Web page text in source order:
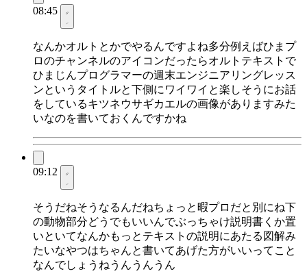
08:45
なんかオルトとかでやるんですよね多分例えばひまプ
ロのチャンネルのアイコンだったらオルトテキストで
ひまじんプログラマーの週末エンジニアリングレッス
ンというタイトルと下側にワイワイと楽しそうにお話
をしているキツネウサギカエルの画像がありますみた
いなのを書いておくんですかね
09:12
そうだねそうなるんだねちょっと暇プロだと別にね下
の動物部分どうでもいいんでぶっちゃけ説明書くか置
いといてなんかもっとテキストの説明にあたる図解み
たいなやつはちゃんと書いてあげた方がいいってこと
なんでしょうねうんうんうん